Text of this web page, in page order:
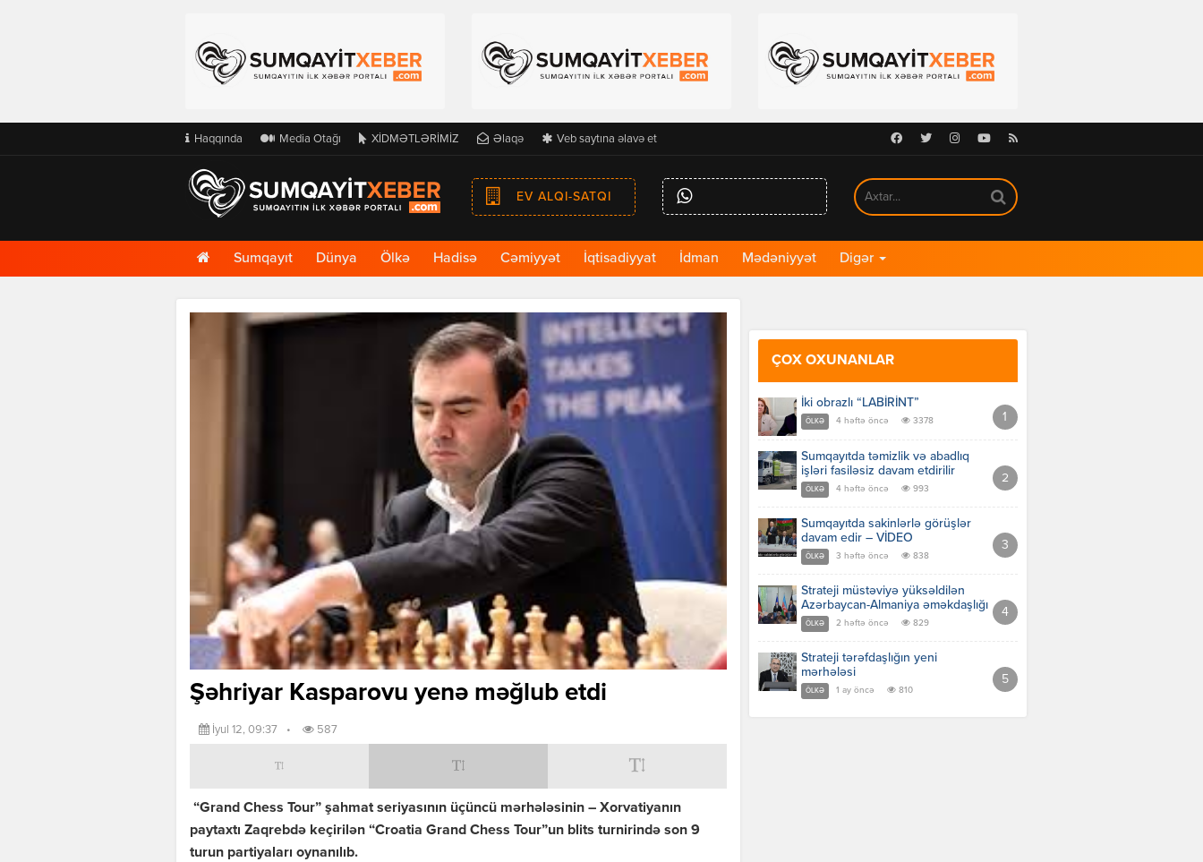
Haqqında Media Otağı XİDMƏTLƏRİMİZ Əlaqə Veb saytına əlavə et Facebook
TwitterInstagramYoutubeRSS
EV ALQI-SATQI
Ana
Səhifə
Sumqayıt Dünya Ölkə Hadisə Cəmiyyət İqtisadiyyat İdman Mədəniyyət Digər
Şəhriyar Kasparovu yenə məğlub etdi
İyul 12, 09:37 • 587
“Grand Chess Tour” şahmat seriyasının üçüncü mərhələsinin – Xorvatiyanın
paytaxtı Zaqrebdə keçirilən “Croatia Grand Chess Tour”un blits turnirində son 9
turun partiyaları oynanılıb.
ÇOX OXUNANLAR
İki obrazlı “LABİRİNT”
ÖLKƏ 4 həftə öncə 3378
Sumqayıtda təmizlik və abadlıq
işləri fasiləsiz davam etdirilir
ÖLKƏ 4 həftə öncə 993
Sumqayıtda sakinlərlə görüşlər
davam edir – VİDEO
ÖLKƏ 3 həftə öncə 838
Strateji müstəviyə yüksəldilən
Azərbaycan-Almaniya əməkdaşlığı
ÖLKƏ 2 həftə öncə 829
Strateji tərəfdaşlığın yeni
mərhələsi
ÖLKƏ 1 ay öncə 810